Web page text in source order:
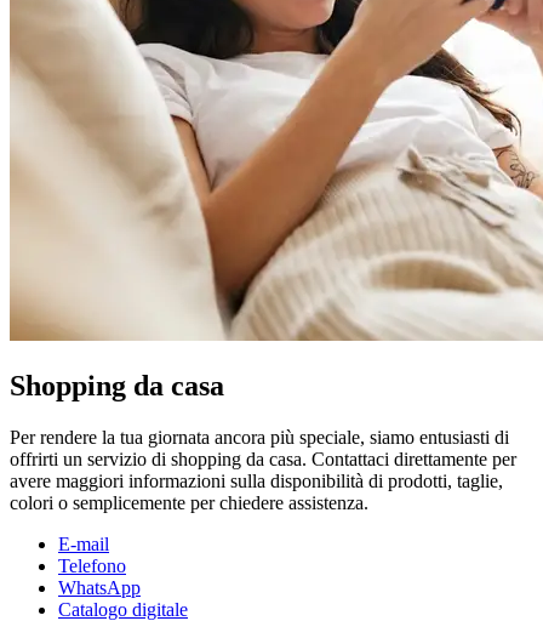
Shopping da casa
Per rendere la tua giornata ancora più speciale, siamo entusiasti di
offrirti un servizio di shopping da casa. Contattaci direttamente per
avere maggiori informazioni sulla disponibilità di prodotti, taglie,
colori o semplicemente per chiedere assistenza.
E-mail
Telefono
WhatsApp
Catalogo digitale